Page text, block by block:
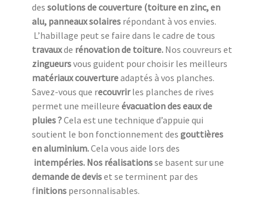
des solutions de couverture (toiture en zinc, en
alu, panneaux solaires répondant à vos envies.
L’habillage peut se faire dans le cadre de tous
travauxde rénovation de toiture. Nos couvreurs et
zingueursvous guident pour choisir les meilleurs
matériaux couvertureadaptés à vos planches.
Savez-vous que recouvrirles planches de rives
permet une meilleure évacuation des eaux de
pluies ?Cela est une technique d’appuie qui
soutient le bon fonctionnement des gouttières
en aluminium.Cela vous aide lors des
intempéries. Nos réalisationsse basent sur une
demande de deviset se terminent par des
finitions personnalisables.